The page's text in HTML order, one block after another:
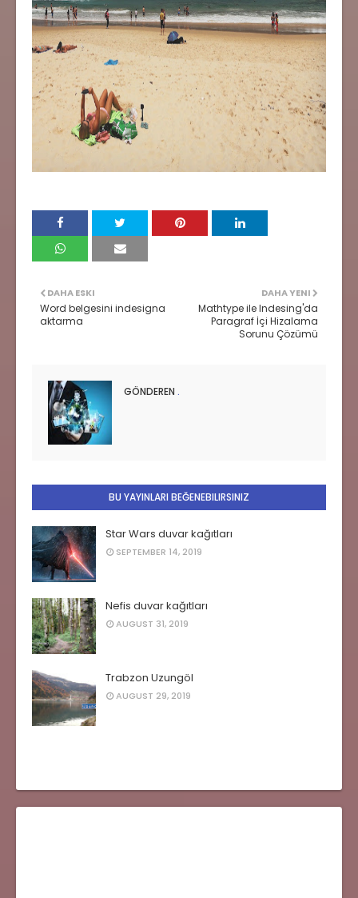
DAHA YENI
Mathtype ile Indesing'da
Paragraf İçi Hizalama
Sorunu Çözümü
DAHA ESKI
Word belgesini indesigna
aktarma
GÖNDEREN .
BU YAYINLARI BEĞENEBILIRSINIZ
Star Wars duvar kağıtları
SEPTEMBER 14, 2019
Nefis duvar kağıtları
AUGUST 31, 2019
Trabzon Uzungöl
AUGUST 29, 2019